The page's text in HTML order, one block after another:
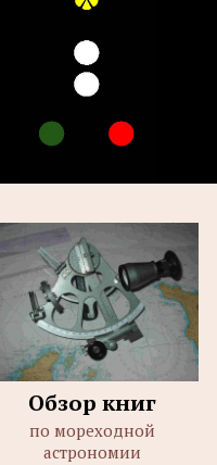
Обзор книг
по мореходной
астрономии